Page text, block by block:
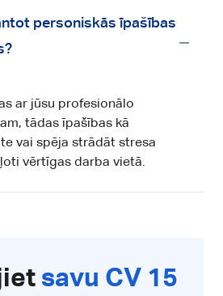
personiskās īpašības
ar jūsu profesionālo
tādas īpašības kā
vai spēja strādāt stresa
vērtīgas darba vietā.
savu CV 15